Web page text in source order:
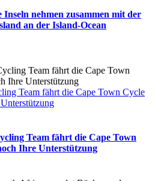
Inseln nehmen zusammen mit der
an der Island-Ocean
Team fährt die Cape Town Cycle
Team fährt die Cape Town
Ihre Unterstützung